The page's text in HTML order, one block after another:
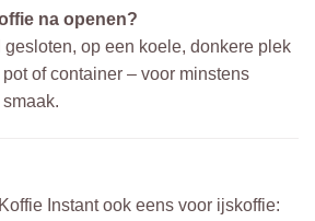
na openen?
gesloten, op een koele, donkere plek
of container – voor minstens
Instant ook eens voor ijskoffie: